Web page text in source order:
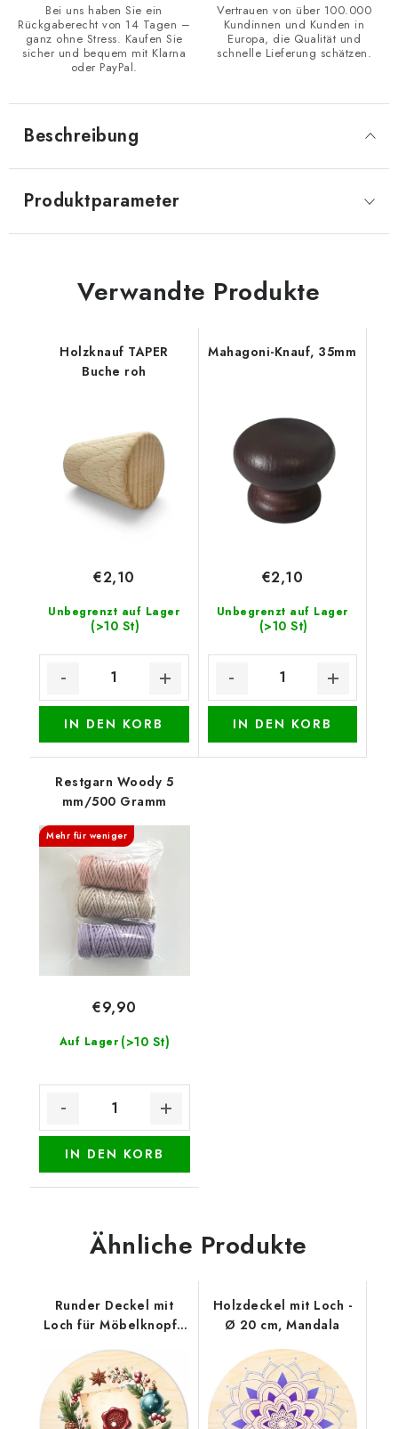
Bei uns haben Sie ein
Rückgaberecht von 14 Tagen –
ganz ohne Stress. Kaufen Sie
sicher und bequem mit Klarna
oder PayPal.
Vertrauen von über 100.000
Kundinnen und Kunden in
Europa, die Qualität und
schnelle Lieferung schätzen.
Beschreibung
Produktparameter
Verwandte Produkte
Holzknauf TAPER
Buche roh
Unbegrenzt auf Lager
(>10 St)
€2,10
IN DEN KORB
Mahagoni-Knauf, 35mm
Unbegrenzt auf Lager
(>10 St)
€2,10
IN DEN KORB
Restgarn Woody 5
mm/500 Gramm
Mehr für weniger
Auf Lager (>10 St)
€9,90
IN DEN KORB
Ähnliche Produkte
Runder Deckel mit
Loch für Möbelknopf -
Holzdeckel mit Loch -
Ø 20 cm, Mandala